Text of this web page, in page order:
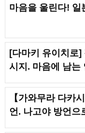
마음을 울린다! 일
[다마키 유이치로]
시지. 마음에 남는
【가와무라 다카
언. 나고야 방언으